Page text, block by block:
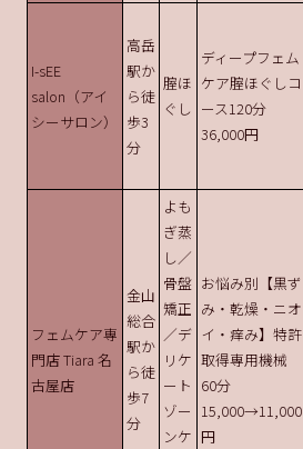
I-sEE
salon（アイ
シーサロン）
高岳
駅か
ら徒
歩3
分
腟ほ
ぐし
ディープフェム
ケア腟ほぐしコ
ース120分
36,000円
フェムケア専
門店 Tiara 名
古屋店
金山
総合
駅か
ら徒
歩7
分
よも
ぎ蒸
し／
骨盤
矯正
／デ
リケ
ート
ゾー
ンケ
お悩み別【黒ず
み・乾燥・ニオ
イ・痒み】特許
取得専用機械
60分
15,000→11,000
円